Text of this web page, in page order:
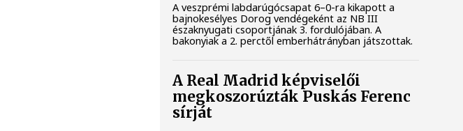
A veszprémi labdarúgócsapat 6–0-ra kikapott a
bajnokesélyes Dorog vendégeként az NB III
északnyugati csoportjának 3. fordulójában. A
bakonyiak a 2. perctől emberhátrányban játszottak.
A Real Madrid képviselői
megkoszorúzták Puskás Ferenc
sírját